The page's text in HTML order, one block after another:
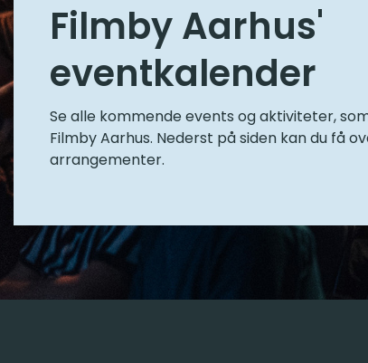
Filmby Aarhus'
eventkalender
Se alle kommende events og aktiviteter,
Filmby Aarhus. Nederst på siden kan du få
arrangementer.